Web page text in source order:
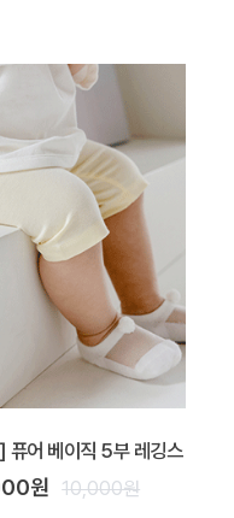
어 베이직 5부 레깅스
원 10,000원